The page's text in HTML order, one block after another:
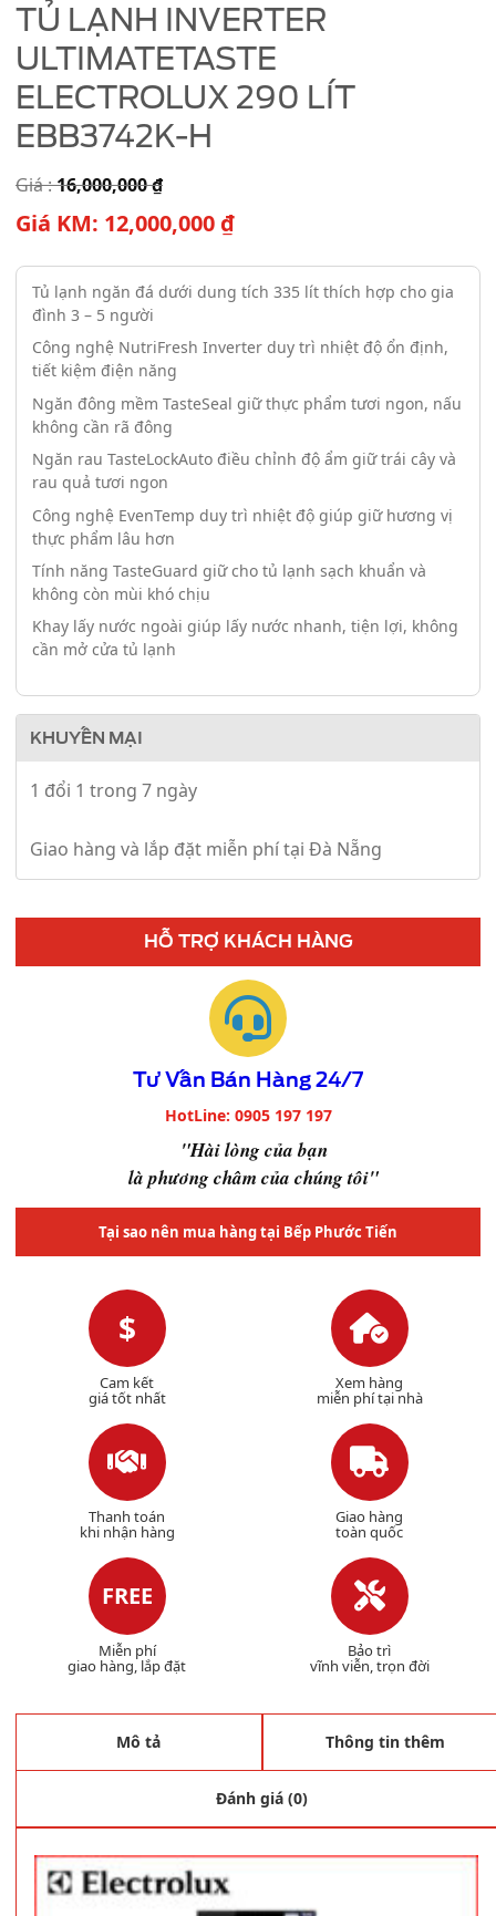
TỦ LẠNH INVERTER
ULTIMATETASTE
ELECTROLUX 290 LÍT
EBB3742K-H
Giá :16,000,000₫
Giá KM: 12,000,000 ₫
Tủ lạnh ngăn đá dưới dung tích 335 lít thích hợp cho gia
đình 3 – 5 người
Công nghệ NutriFresh Inverter duy trì nhiệt độ ổn định,
tiết kiệm điện năng
Ngăn đông mềm TasteSeal giữ thực phẩm tươi ngon, nấu
không cần rã đông
Ngăn rau TasteLockAuto điều chỉnh độ ẩm giữ trái cây và
rau quả tươi ngon
Công nghệ EvenTemp duy trì nhiệt độ giúp giữ hương vị
thực phẩm lâu hơn
Tính năng TasteGuard giữ cho tủ lạnh sạch khuẩn và
không còn mùi khó chịu
Khay lấy nước ngoài giúp lấy nước nhanh, tiện lợi, không
cần mở cửa tủ lạnh
KHUYẾN MẠI
1 đổi 1 trong 7 ngày
Giao hàng và lắp đặt miễn phí tại Đà Nẵng
HỖ TRỢ KHÁCH HÀNG
Tư Vấn Bán Hàng 24/7
HotLine: 0905 197 197
"Hài lòng của bạn
là phương châm của chúng tôi"
Tại sao nên mua hàng tại Bếp Phước Tiến
$
Cam kết
giá tốt nhất
Xem hàng
miễn phí tại nhà
Thanh toán
khi nhận hàng
Giao hàng
toàn quốc
FREE
Miễn phí
giao hàng, lắp đặt
Bảo trì
vĩnh viễn, trọn đời
Mô tả Thông tin thêm
Đánh giá (0)